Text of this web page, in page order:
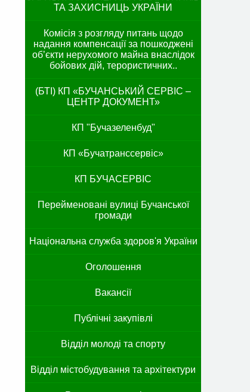
ТА ЗАХИСНИЦЬ УКРАЇНИ
Комісія з розгляду питань щодо
надання компенсації за пошкоджені
об’єкти нерухомого майна внаслідок
бойових дій, терористичних..
(БТІ) КП «БУЧАНСЬКИЙ СЕРВІС –
ЦЕНТР ДОКУМЕНТ»
КП "Бучазеленбуд"
КП «Бучатранссервіс»
КП БУЧАСЕРВІС
Перейменовані вулиці Бучанської
громади
Національна служба здоров'я України
Оголошення
Вакансії
Публічні закупівлі
Відділ молоді та спорту
Відділ містобудування та архітектури